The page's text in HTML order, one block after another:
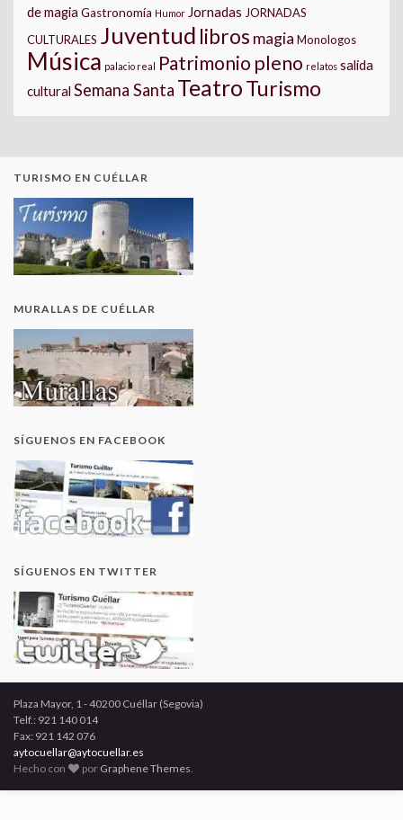
de magia Gastronomía Humor Jornadas JORNADAS
CULTURALES Juventud libros magia Monologos
Música palacio real Patrimonio pleno relatos salida
cultural Semana Santa TeatroTurismo
TURISMO EN CUÉLLAR
MURALLAS DE CUÉLLAR
SÍGUENOS EN FACEBOOK
SÍGUENOS EN TWITTER
Plaza Mayor, 1 - 40200 Cuéllar (Segovia)
Telf.: 921 140 014
Fax: 921 142 076
aytocuellar@aytocuellar.es
Hecho con
por Graphene Themes.